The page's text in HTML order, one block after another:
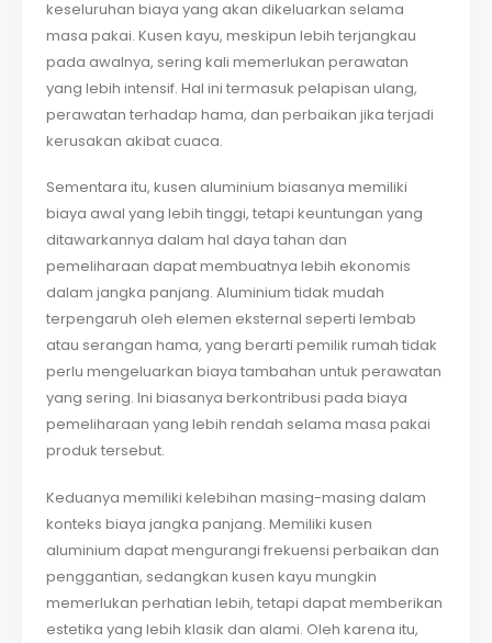
keseluruhan biaya yang akan dikeluarkan selama
masa pakai. Kusen kayu, meskipun lebih terjangkau
pada awalnya, sering kali memerlukan perawatan
yang lebih intensif. Hal ini termasuk pelapisan ulang,
perawatan terhadap hama, dan perbaikan jika terjadi
kerusakan akibat cuaca.
Sementara itu, kusen aluminium biasanya memiliki
biaya awal yang lebih tinggi, tetapi keuntungan yang
ditawarkannya dalam hal daya tahan dan
pemeliharaan dapat membuatnya lebih ekonomis
dalam jangka panjang. Aluminium tidak mudah
terpengaruh oleh elemen eksternal seperti lembab
atau serangan hama, yang berarti pemilik rumah tidak
perlu mengeluarkan biaya tambahan untuk perawatan
yang sering. Ini biasanya berkontribusi pada biaya
pemeliharaan yang lebih rendah selama masa pakai
produk tersebut.
Keduanya memiliki kelebihan masing-masing dalam
konteks biaya jangka panjang. Memiliki kusen
aluminium dapat mengurangi frekuensi perbaikan dan
penggantian, sedangkan kusen kayu mungkin
memerlukan perhatian lebih, tetapi dapat memberikan
estetika yang lebih klasik dan alami. Oleh karena itu,